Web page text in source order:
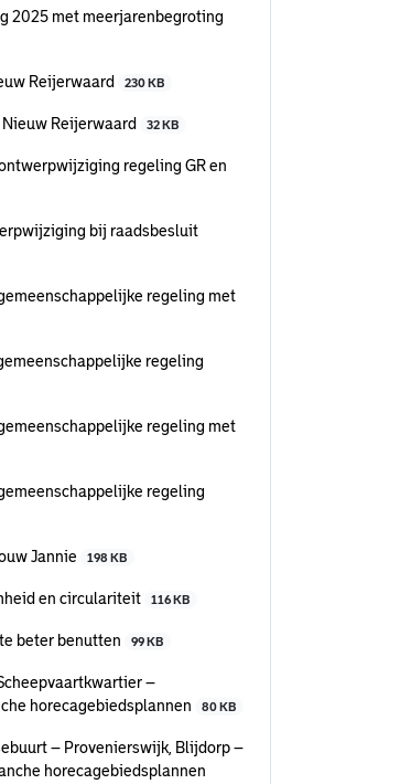
2025 met meerjarenbegroting
Reijerwaard 230 KB
Reijerwaard 32 KB
regeling GR en
bij raadsbesluit
regeling met
regeling
regeling met
regeling
Jannie 198 KB
en circulariteit 116 KB
beter benutten 99 KB
–
horecagebiedsplannen
80 KB
– Provenierswijk, Blijdorp –
horecagebiedsplannen